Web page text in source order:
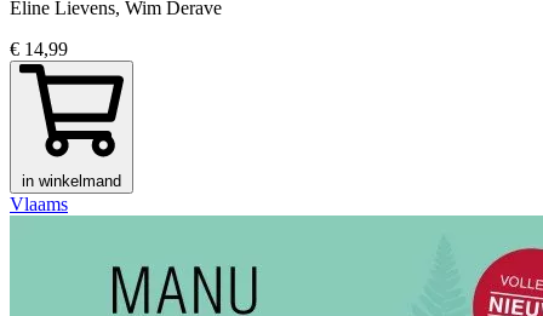
Eline Lievens, Wim Derave
€ 14,99
in winkelmand
Vlaams